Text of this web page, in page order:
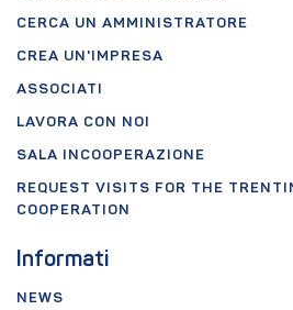
CERCA UN AMMINISTRATORE
CREA UN'IMPRESA
ASSOCIATI
LAVORA CON NOI
SALA INCOOPERAZIONE
REQUEST VISITS FOR THE
COOPERATION
Informati
NEWS